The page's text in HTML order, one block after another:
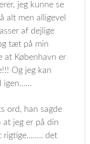
jeg kunne se
alt men alligevel
af dejlige
tæt på min
at København er
Og jeg kan
igen……
ord, han sagde
jeg er på din
rigtige…….. det